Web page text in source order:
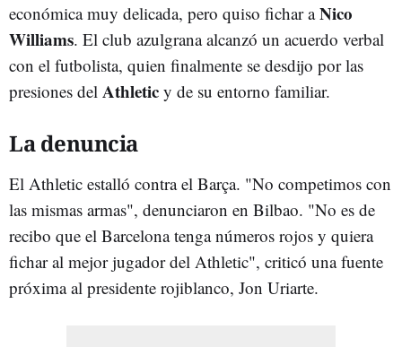
económica muy delicada, pero quiso fichar aNico
Williams. El club azulgrana alcanzó un acuerdo verbal
con el futbolista, quien finalmente se desdijo por las
presiones del Athletic y de su entorno familiar.
La denuncia
El Athletic estalló contra el Barça. "No competimos con
las mismas armas", denunciaron en Bilbao. "No es de
recibo que el Barcelona tenga números rojos y quiera
fichar al mejor jugador del Athletic", criticó una fuente
próxima al presidente rojiblanco, Jon Uriarte.